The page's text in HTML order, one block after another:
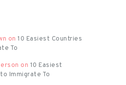
on 10 Easiest Countries
To
on 10 Easiest
Immigrate To